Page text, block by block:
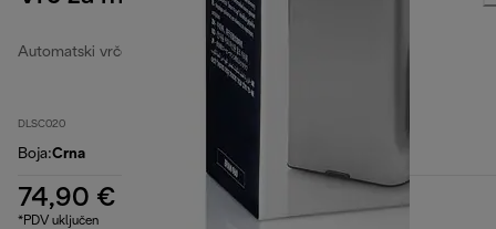
Automatski vrčevi za mlijeko
DLSC020
Boja:Crna
74,90 €
*PDV uključen